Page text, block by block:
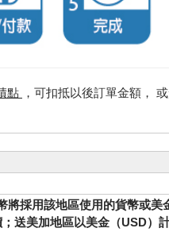
點 ，可扣抵以後訂單金額，
採用該地區使用的貨幣或美
送美加地區以美金（USD）計